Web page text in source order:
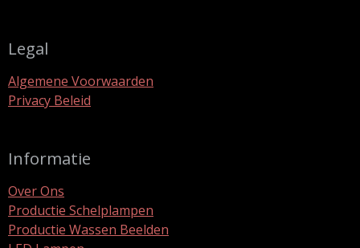
Legal
Algemene Voorwaarden
Privacy Beleid
Informatie
Over Ons
Productie Schelplampen
Productie Wassen Beelden